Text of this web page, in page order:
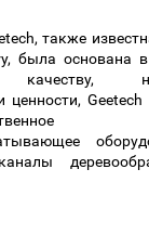
также
была основана
качеству,
ценности, Geetech